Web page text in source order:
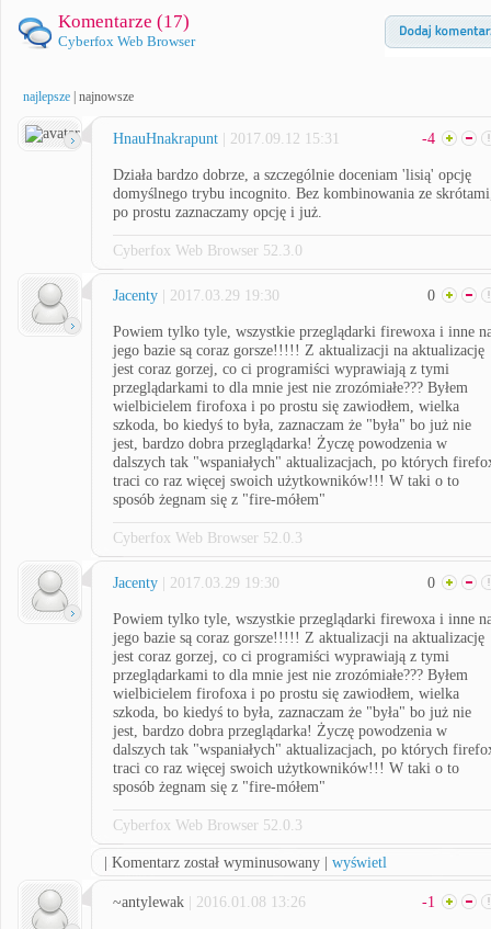
Komentarze (17)
Cyberfox Web Browser
najlepsze najnowsze
HnauHnakrapunt | 2017.09.12 15:31 -4
Działa bardzo dobrze, a szczególnie doceniam 'lisią' opcję
domyślnego trybu incognito. Bez kombinowania ze
po prostu zaznaczamy opcję i już.
Cyberfox Web Browser 52.3.0
Jacenty | 2017.03.29 19:30 0
Powiem tylko tyle, wszystkie przeglądarki firewoxa i inne
jego bazie są coraz gorsze!!!!! Z aktualizacji na aktualizację
jest coraz gorzej, co ci programiści wyprawiają z tymi
przeglądarkami to dla mnie jest nie zrozómiałe??? Byłem
wielbicielem firofoxa i po prostu się zawiodłem, wielka
szkoda, bo kiedyś to była, zaznaczam że "była" bo już nie
jest, bardzo dobra przeglądarka! Życzę powodzenia w
dalszych tak "wspaniałych" aktualizacjach, po których
traci co raz więcej swoich użytkowników!!! W taki o to
sposób żegnam się z "fire-mółem"
Cyberfox Web Browser 52.0.3
Jacenty | 2017.03.29 19:30 0
Powiem tylko tyle, wszystkie przeglądarki firewoxa i inne
jego bazie są coraz gorsze!!!!! Z aktualizacji na aktualizację
jest coraz gorzej, co ci programiści wyprawiają z tymi
przeglądarkami to dla mnie jest nie zrozómiałe??? Byłem
wielbicielem firofoxa i po prostu się zawiodłem, wielka
szkoda, bo kiedyś to była, zaznaczam że "była" bo już nie
jest, bardzo dobra przeglądarka! Życzę powodzenia w
dalszych tak "wspaniałych" aktualizacjach, po których
traci co raz więcej swoich użytkowników!!! W taki o to
sposób żegnam się z "fire-mółem"
Cyberfox Web Browser 52.0.3
| Komentarz został wyminusowany | wyświetl
~antylewak | 2016.01.08 13:26 -1